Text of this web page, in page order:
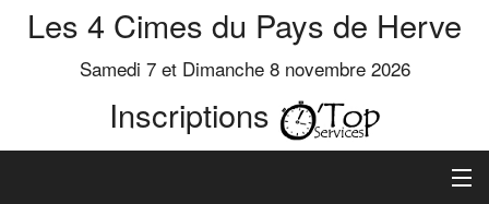
Les 4 Cimes du Pays de Herve
Samedi 7 et Dimanche 8 novembre 2026
Inscriptions